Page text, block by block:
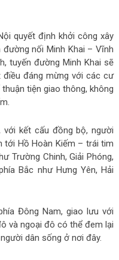
quyết định khởi công xây
nối Minh Khai – Vĩnh
tuyến đường Minh Khai sẽ
đáng mừng với các cư
tiện giao thông, không
với kết cấu đồng bộ, người
tới Hồ Hoàn Kiếm – trái tim
Trường Chinh, Giải Phóng,
Bắc như Hưng Yên, Hải
Đông Nam, giao lưu với
và ngoại đô có thể đem lại
dân sống ở nơi đây.